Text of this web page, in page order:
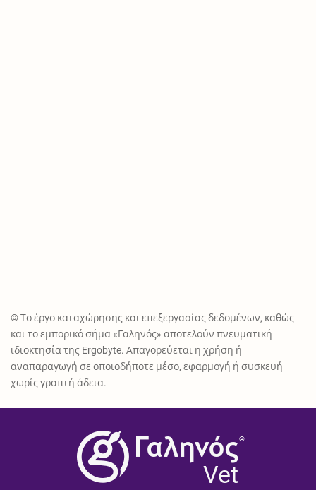
© Το έργο καταχώρησης και επεξεργασίας δεδομένων, καθώς
και το εμπορικό σήμα «Γαληνός» αποτελούν πνευματική
ιδιοκτησία της Ergobyte. Απαγορεύεται η χρήση ή
αναπαραγωγή σε οποιοδήποτε μέσο, εφαρμογή ή συσκευή
χωρίς γραπτή άδεια.
®
Vet